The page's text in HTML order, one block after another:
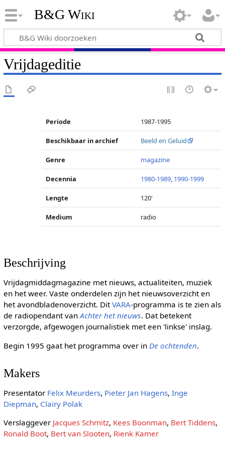
B&G Wiki
Vrijdageditie
Periode 1987-1995
Beschikbaar in archief Beeld en Geluid
Genre magazine
Decennia 1980-1989, 1990-1999
Lengte 120'
Medium radio
Beschrijving
Vrijdagmiddagmagazine met nieuws, actualiteiten, muziek
en het weer. Vaste onderdelen zijn het nieuwsoverzicht en
het avondbladenoverzicht. DitVARA-programma is te zien als
de radiopendant vanAchter het nieuws. Dat betekent
verzorgde, afgewogen journalistiek met een 'linkse' inslag.
Begin 1995 gaat het programma over in De ochtenden.
Makers
Presentator Felix Meurders, Pieter Jan Hagens, Inge
Diepman, Clairy Polak
Verslaggever Jacques Schmitz, Kees Boonman, Bert Tiddens,
Ronald Boot, Bert van Slooten, Rienk Kamer